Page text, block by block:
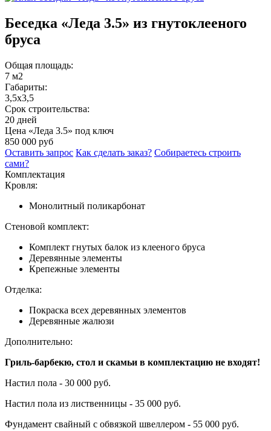
Беседка «Леда 3.5» из гнутоклееного
бруса
Общая площадь:
7 м2
Габариты:
3,5х3,5
Срок строительства:
20 дней
Цена «Леда 3.5» под ключ
850 000 руб
Оставить запрос Как сделать заказ? Собираетесь строить
сами?
Комплектация
Кровля:
Монолитный поликарбонат
Стеновой комплект:
Комплект гнутых балок из клееного бруса
Деревянные элементы
Крепежные элементы
Отделка:
Покраска всех деревянных элементов
Деревянные жалюзи
Дополнительно:
Гриль-барбекю, стол и скамьи в комплектацию не входят!
Настил пола - 30 000 руб.
Настил пола из лиственницы - 35 000 руб.
Фундамент свайный с обвязкой швеллером - 55 000 руб.